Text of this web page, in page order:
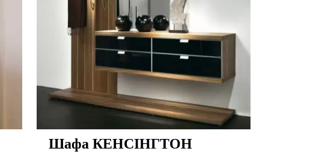
Шафа КЕНСІНГТОН